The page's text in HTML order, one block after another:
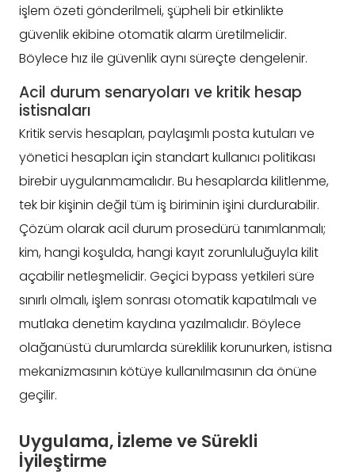
işlem özeti gönderilmeli, şüpheli bir etkinlikte
güvenlik ekibine otomatik alarm üretilmelidir.
Böylece hız ile güvenlik aynı süreçte dengelenir.
Acil durum senaryoları ve kritik hesap
istisnaları
Kritik servis hesapları, paylaşımlı posta kutuları ve
yönetici hesapları için standart kullanıcı politikası
birebir uygulanmamalıdır. Bu hesaplarda kilitlenme,
tek bir kişinin değil tüm iş biriminin işini durdurabilir.
Çözüm olarak acil durum prosedürü tanımlanmalı;
kim, hangi koşulda, hangi kayıt zorunluluğuyla kilit
açabilir netleşmelidir. Geçici bypass yetkileri süre
sınırlı olmalı, işlem sonrası otomatik kapatılmalı ve
mutlaka denetim kaydına yazılmalıdır. Böylece
olağanüstü durumlarda süreklilik korunurken, istisna
mekanizmasının kötüye kullanılmasının da önüne
geçilir.
Uygulama, İzleme ve Sürekli
İyileştirme